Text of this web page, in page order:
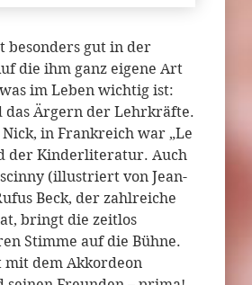
besonders gut in der
die ihm ganz eigene Art
im Leben wichtig ist:
das Ärgern der Lehrkräfte.
in Frankreich war „Le
der Kinderliteratur. Auch
(illustriert von Jean-
Beck, der zahlreiche
bringt die zeitlos
Stimme auf die Bühne.
dem Akkordeon